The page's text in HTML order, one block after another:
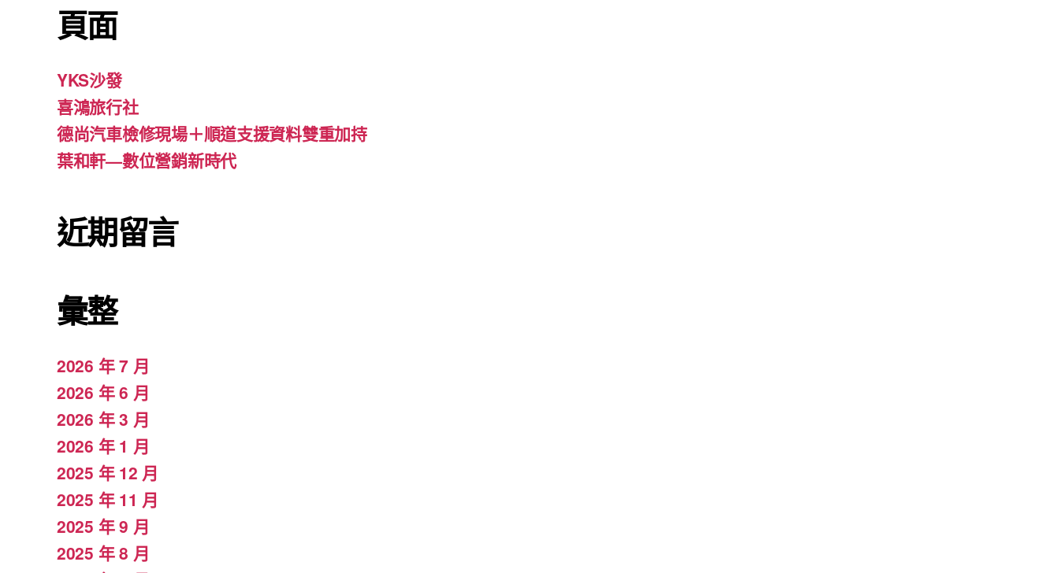
頁面
YKS沙發
喜鴻旅行社
德尚汽車檢修現場＋順道支援資料雙重加持
葉和軒—數位營銷新時代
近期留言
彙整
2026 年 7 月
2026 年 6 月
2026 年 3 月
2026 年 1 月
2025 年 12 月
2025 年 11 月
2025 年 9 月
2025 年 8 月